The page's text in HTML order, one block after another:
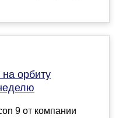
на орбиту
9 от компании